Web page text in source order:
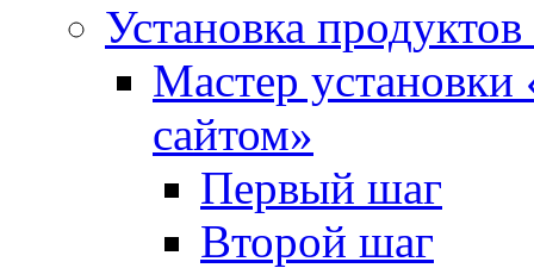
Установка
Мастер
сайтом»
Первый шаг
Второй шаг